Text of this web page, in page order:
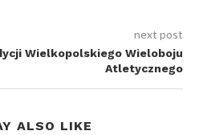
next post
Wielkopolskiego Wieloboju
Atletycznego
ALSO LIKE